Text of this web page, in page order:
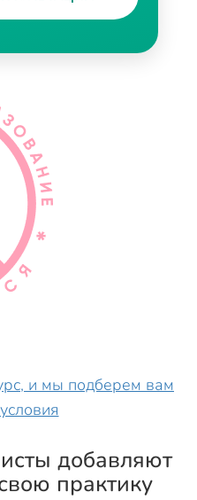
добавляют
практику